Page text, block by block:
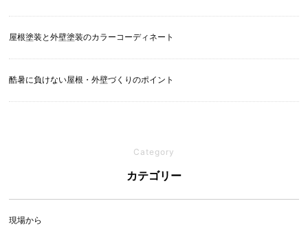
屋根塗装と外壁塗装のカラーコーディネート
酷暑に負けない屋根・外壁づくりのポイント
Category
カテゴリー
現場から